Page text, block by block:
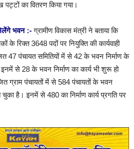
पट्टों का वितरण किया गया।
भवन :-ग्रामीण विकास मंत्री ने बताया कि
के रिक्त 3648 पदों पर नियुक्ति की कार्यवाही
47 पंचायत समितियों में से 42 के भवन निर्माण के
से 28 के भवन निर्माण का कार्य भी शुरू हो
ग्राम पंचायतों में से 584 पंचायतों के भवन
है। इनमें से 480 का निर्माण कार्य प्रगति पर